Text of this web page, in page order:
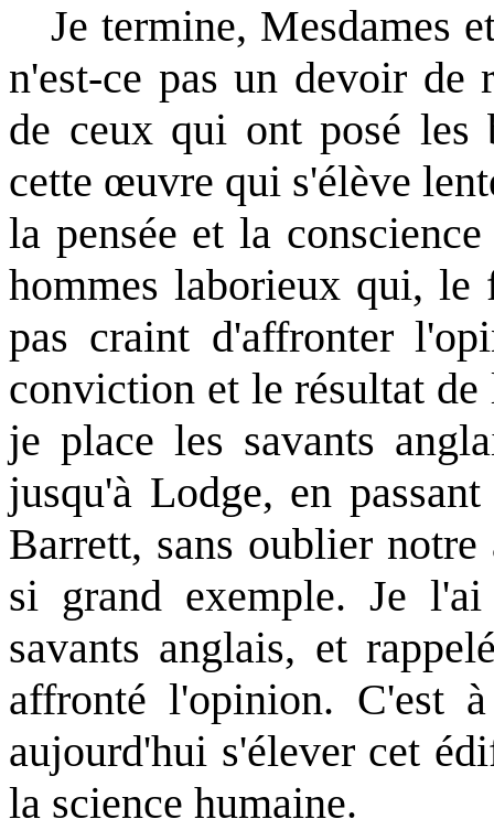
Je termine, Mesdames
n'est-ce pas un devoir de
de ceux qui ont posé les
cette œuvre qui s'élève
la pensée et la
hommes laborieux qui, le
pas craint d'affronter
conviction et le résultat
je place les savants
jusqu'à Lodge, en
Barrett, sans oublier
si grand exemple. Je
savants anglais, et
affronté l'opinion. C'est
aujourd'hui s'élever cet
la science humaine.